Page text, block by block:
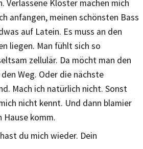
Verlassene Klöster machen mich
anfangen, meinen schönsten Bass
auf Latein. Es muss an den
liegen. Man fühlt sich so
zellulär. Da möcht man den
Weg. Oder die nächste
Mach ich natürlich nicht. Sonst
nicht kennt. Und dann blamier
Hause komm.
du mich wieder. Dein